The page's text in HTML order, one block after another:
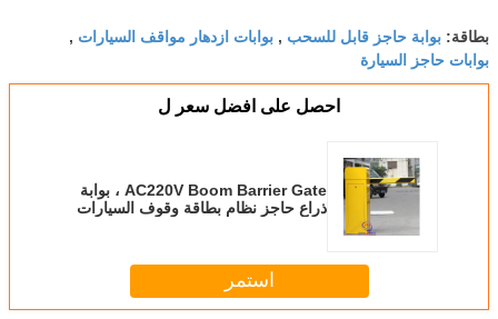
بطاقة: بوابة حاجز قابل للسحب , بوابات ازدهار مواقف السيارات ,
بوابات حاجز السيارة
احصل على افضل سعر ل
AC220V Boom Barrier Gate ، بوابة
ذراع حاجز نظام بطاقة وقوف السيارات
استمر